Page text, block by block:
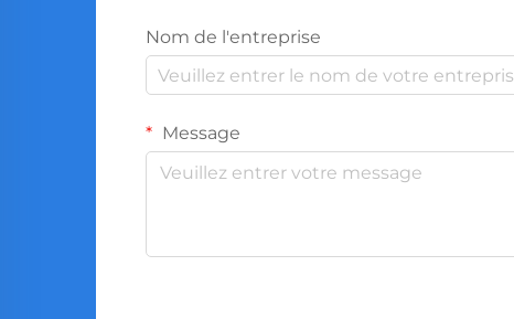
Nom de l'entreprise
Message